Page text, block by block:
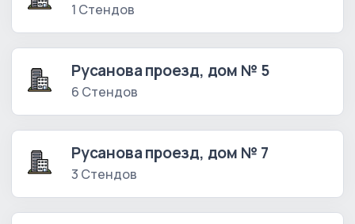
1 Стендов
Русанова проезд, дом № 5
6 Стендов
Русанова проезд, дом № 7
3 Стендов